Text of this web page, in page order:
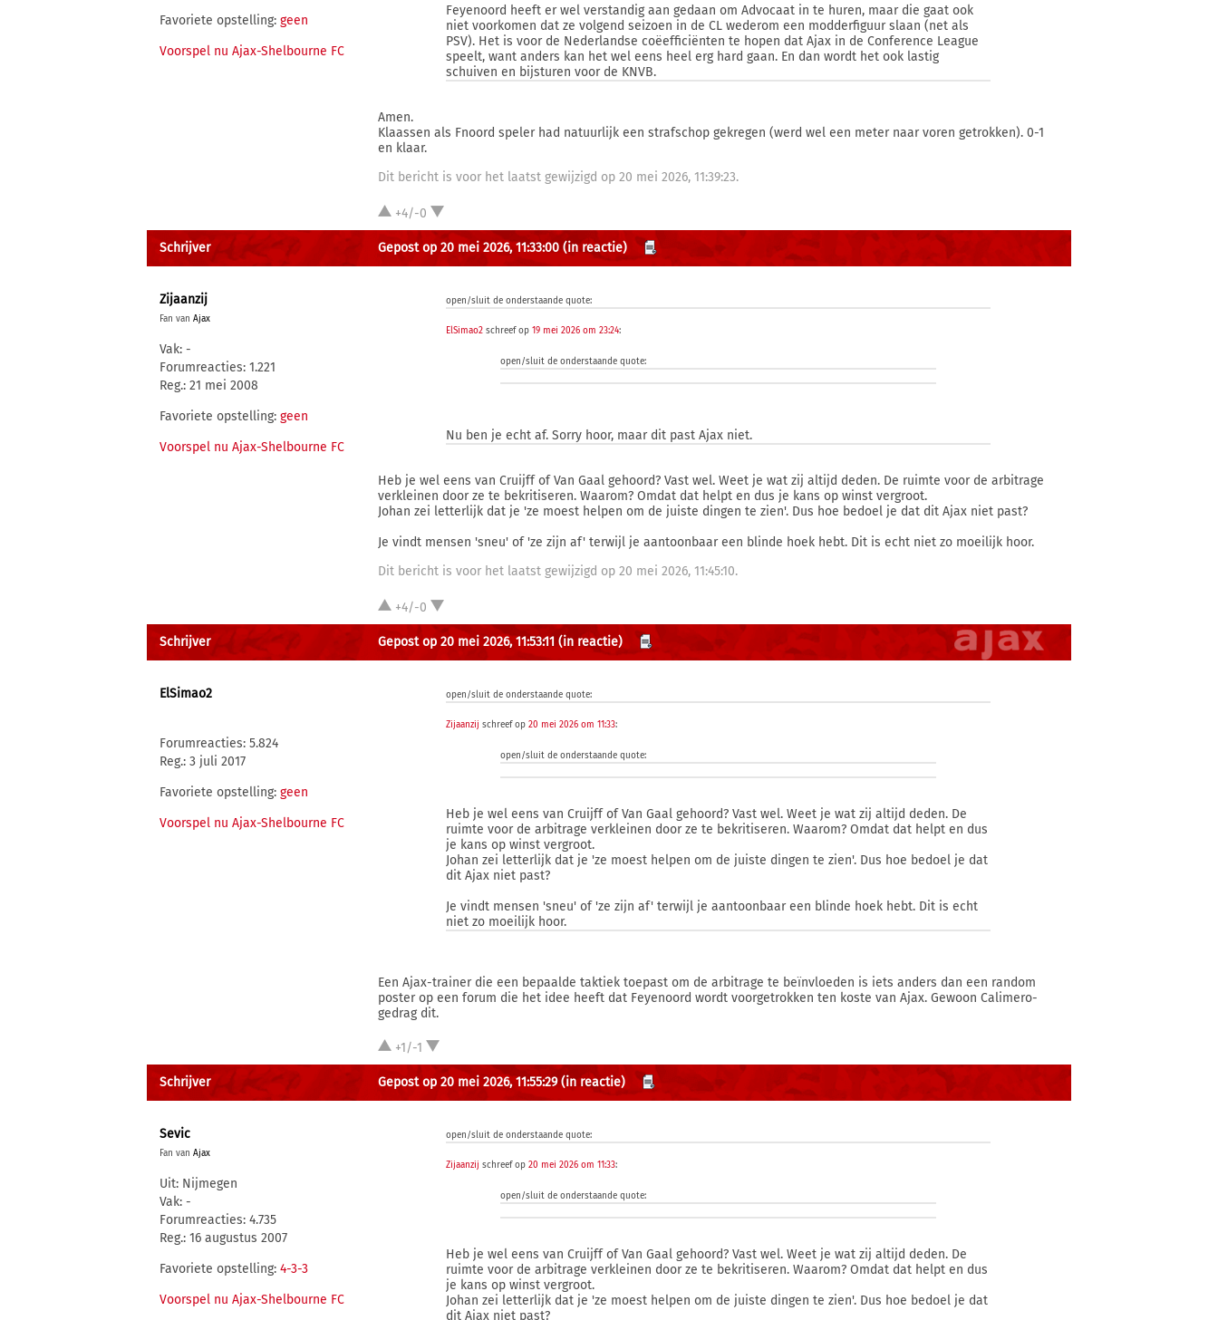
Favoriete opstelling: geen
Voorspel nu Ajax-Shelbourne FC
Feyenoord heeft er wel verstandig aan gedaan om Advocaat in te huren, maar die gaat ook
niet voorkomen dat ze volgend seizoen in de CL wederom een modderfiguur slaan (net als
PSV). Het is voor de Nederlandse coëefficiënten te hopen dat Ajax in de Conference League
speelt, want anders kan het wel eens heel erg hard gaan. En dan wordt het ook lastig
schuiven en bijsturen voor de KNVB.
Amen.
Klaassen als Fnoord speler had natuurlijk een strafschop gekregen (werd wel een meter naar voren getrokken). 0-1
en klaar.
Dit bericht is voor het laatst gewijzigd op 20 mei 2026, 11:39:23.
+4/-0
Schrijver Gepost op 20 mei 2026, 11:33:00 (in reactie)
Zijaanzij
Fan van Ajax
Vak: -
Forumreacties: 1.221
Reg.: 21 mei 2008
Favoriete opstelling: geen
Voorspel nu Ajax-Shelbourne FC
open/sluit de onderstaande quote:
ElSimao2 schreef op19 mei 2026 om 23:24:
open/sluit de onderstaande quote:
Nu ben je echt af. Sorry hoor, maar dit past Ajax niet.
Heb je wel eens van Cruijff of Van Gaal gehoord? Vast wel. Weet je wat zij altijd deden. De ruimte voor de arbitrage
verkleinen door ze te bekritiseren. Waarom? Omdat dat helpt en dus je kans op winst vergroot.
Johan zei letterlijk dat je 'ze moest helpen om de juiste dingen te zien'. Dus hoe bedoel je dat dit Ajax niet past?
Je vindt mensen 'sneu' of 'ze zijn af' terwijl je aantoonbaar een blinde hoek hebt. Dit is echt niet zo moeilijk hoor.
Dit bericht is voor het laatst gewijzigd op 20 mei 2026, 11:45:10.
+4/-0
Schrijver Gepost op 20 mei 2026, 11:53:11 (in reactie)
ElSimao2
Forumreacties: 5.824
Reg.: 3 juli 2017
Favoriete opstelling: geen
Voorspel nu Ajax-Shelbourne FC
open/sluit de onderstaande quote:
Zijaanzij schreef op20 mei 2026 om 11:33:
open/sluit de onderstaande quote:
Heb je wel eens van Cruijff of Van Gaal gehoord? Vast wel. Weet je wat zij altijd deden. De
ruimte voor de arbitrage verkleinen door ze te bekritiseren. Waarom? Omdat dat helpt en dus
je kans op winst vergroot.
Johan zei letterlijk dat je 'ze moest helpen om de juiste dingen te zien'. Dus hoe bedoel je dat
dit Ajax niet past?
Je vindt mensen 'sneu' of 'ze zijn af' terwijl je aantoonbaar een blinde hoek hebt. Dit is echt
niet zo moeilijk hoor.
Een Ajax-trainer die een bepaalde taktiek toepast om de arbitrage te beïnvloeden is iets anders dan een random
poster op een forum die het idee heeft dat Feyenoord wordt voorgetrokken ten koste van Ajax. Gewoon Calimero-
gedrag dit.
+1/-1
Schrijver Gepost op 20 mei 2026, 11:55:29 (in reactie)
Sevic
Fan van Ajax
Uit: Nijmegen
Vak: -
Forumreacties: 4.735
Reg.: 16 augustus 2007
Favoriete opstelling: 4-3-3
Voorspel nu Ajax-Shelbourne FC
open/sluit de onderstaande quote:
Zijaanzij schreef op20 mei 2026 om 11:33:
open/sluit de onderstaande quote:
Heb je wel eens van Cruijff of Van Gaal gehoord? Vast wel. Weet je wat zij altijd deden. De
ruimte voor de arbitrage verkleinen door ze te bekritiseren. Waarom? Omdat dat helpt en dus
je kans op winst vergroot.
Johan zei letterlijk dat je 'ze moest helpen om de juiste dingen te zien'. Dus hoe bedoel je dat
dit Ajax niet past?